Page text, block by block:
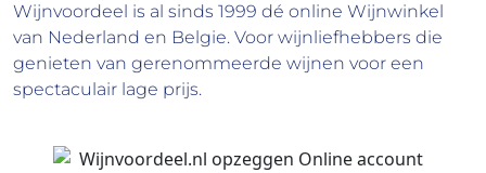
Wijnvoordeel is al sinds 1999 dé online Wijnwinkel
van Nederland en Belgie. Voor wijnliefhebbers die
genieten van gerenommeerde wijnen voor een
spectaculair lage prijs.